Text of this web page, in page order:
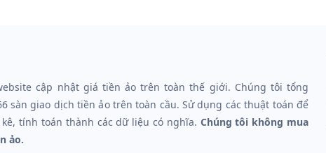
cập nhật giá tiền ảo trên toàn thế giới. Chúng tôi tổng
sàn giao dịch tiền ảo trên toàn cầu. Sử dụng các thuật toán để
tính toán thành các dữ liệu có nghĩa. Chúng tôi không mua
ảo.